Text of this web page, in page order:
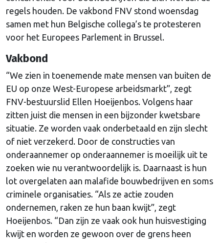
regels houden. De vakbond FNV stond woensdag
samen met hun Belgische collega’s te protesteren
voor het Europees Parlement in Brussel.
Vakbond
“We zien in toenemende mate mensen van buiten de
EU op onze West-Europese arbeidsmarkt”, zegt
FNV-bestuurslid Ellen Hoeijenbos. Volgens haar
zitten juist die mensen in een bijzonder kwetsbare
situatie. Ze worden vaak onderbetaald en zijn slecht
of niet verzekerd. Door de constructies van
onderaannemer op onderaannemer is moeilijk uit te
zoeken wie nu verantwoordelijk is. Daarnaast is hun
lot overgelaten aan malafide bouwbedrijven en soms
criminele organisaties. “Als ze actie zouden
ondernemen, raken ze hun baan kwijt”, zegt
Hoeijenbos. “Dan zijn ze vaak ook hun huisvestiging
kwijt en worden ze gewoon over de grens heen